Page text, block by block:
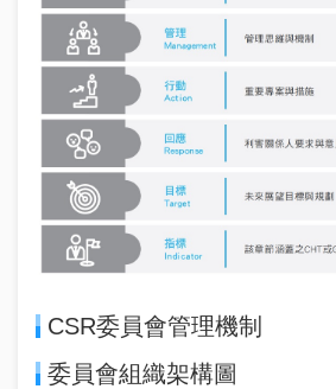
CSR委員會管理機制
委員會組織架構圖